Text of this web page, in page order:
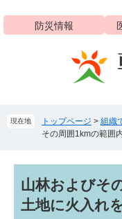
ジ
ュ
防災情報
現在地 トップページ > 組織
その周囲1kmの範囲
山林およびそ
土地に火入れ